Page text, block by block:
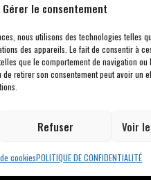
Gérer le consentement
nous utilisons des technologies telles
des appareils. Le fait de consentir à
que le comportement de navigation ou
retirer son consentement peut avoir un
Refuser Voir
cookiesPOLITIQUE DE CONFIDENTIALITÉ
–